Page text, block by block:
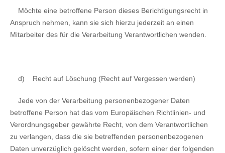
Möchte eine betroffene Person dieses Berichtigungsrecht in
Anspruch nehmen, kann sie sich hierzu jederzeit an einen
Mitarbeiter des für die Verarbeitung Verantwortlichen wenden.
d) Recht auf Löschung (Recht auf Vergessen werden)
Jede von der Verarbeitung personenbezogener Daten
betroffene Person hat das vom Europäischen Richtlinien- und
Verordnungsgeber gewährte Recht, von dem Verantwortlichen
zu verlangen, dass die sie betreffenden personenbezogenen
Daten unverzüglich gelöscht werden, sofern einer der folgenden